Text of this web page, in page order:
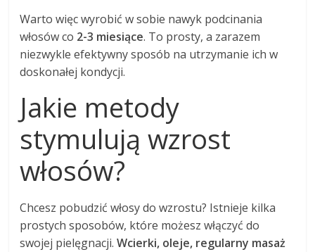
Warto więc wyrobić w sobie nawyk podcinania
włosów co 2-3 miesiące. To prosty, a zarazem
niezwykle efektywny sposób na utrzymanie ich w
doskonałej kondycji.
Jakie metody
stymulują wzrost
włosów?
Chcesz pobudzić włosy do wzrostu? Istnieje kilka
prostych sposobów, które możesz włączyć do
swojej pielęgnacji.Wcierki, oleje, regularny masaż